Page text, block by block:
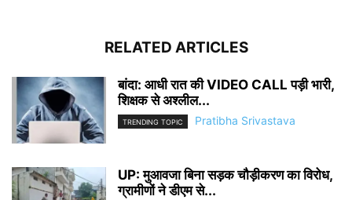
RELATED ARTICLES
बांदा: आधी रात की VIDEO CALL पड़ी भारी,
शिक्षक से अश्लील...
TRENDING TOPIC Pratibha Srivastava
UP: मुआवजा बिना सड़क चौड़ीकरण का विरोध,
ग्रामीणों ने डीएम से...